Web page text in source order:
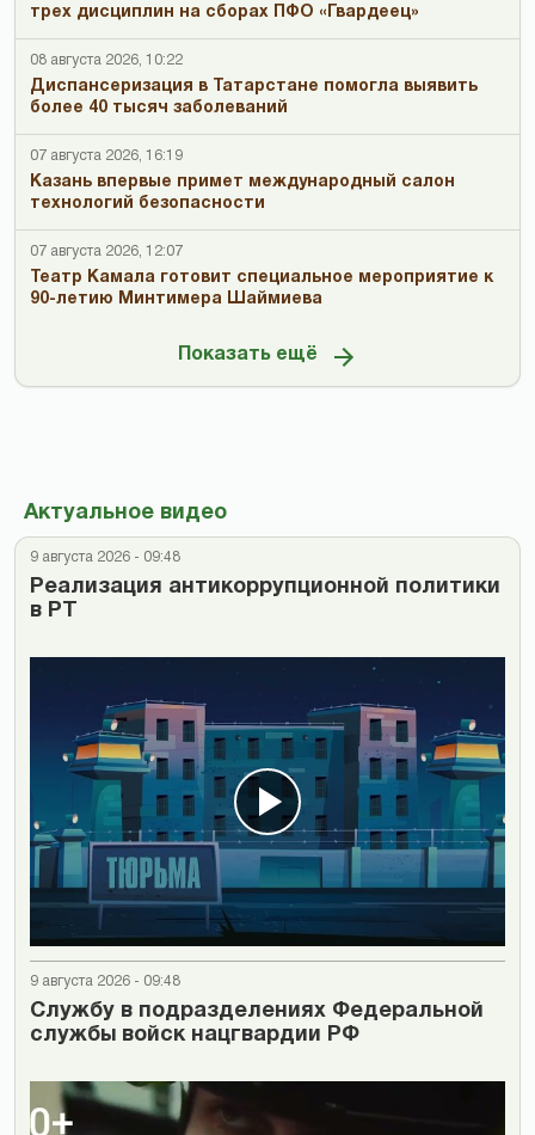
трех дисциплин на сборах ПФО «Гвардеец»
08 августа 2026, 10:22
Диспансеризация в Татарстане помогла выявить
более 40 тысяч заболеваний
07 августа 2026, 16:19
Казань впервые примет международный салон
технологий безопасности
07 августа 2026, 12:07
Театр Камала готовит специальное мероприятие к
90-летию Минтимера Шаймиева
Показать ещё
Актуальное видео
9 августа 2026 - 09:48
Реализация антикоррупционной политики
в РТ
9 августа 2026 - 09:48
Cлужбу в подразделениях Федеральной
службы войск нацгвардии РФ